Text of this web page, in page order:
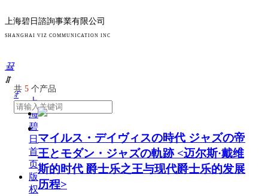
上海碧日諮詢事業有限公司
SHANGHAI VIZ COMMUNICATION INC
끀
ꁲ
上
海
碧
日
首
页
版
权
ꄙ
共 5 个产品
マイルス・デイヴィスの時代 ジャズの帝
王とモダン・ジャズの軌跡 <迈尔斯·戴维
斯的时代 爵士乐之王与现代爵士乐的发展
历程>